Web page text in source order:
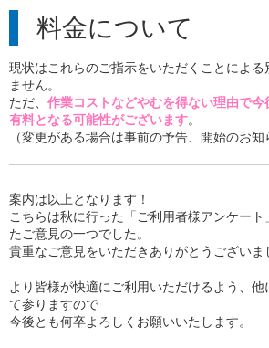
料金について
現状はこれらのご指示をいただくことによる
ません。
ただ、 作業コストなどやむを得ない理由で今
有料となる可能性がございます。
（変更がある場合は事前の予告、開始のお知
案内は以上となります！
こちらは秋に行った「ご利用者様アンケート
たご意見の一つでした。
貴重なご意見をいただきありがとうございま
より皆様が快適にご利用いただけるよう、他
て参りますので
今後とも何卒よろしくお願いいたします。